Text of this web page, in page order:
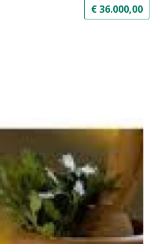
€ 36.000,00